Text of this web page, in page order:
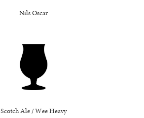
Nils Oscar
Scotch Ale / Wee Heavy